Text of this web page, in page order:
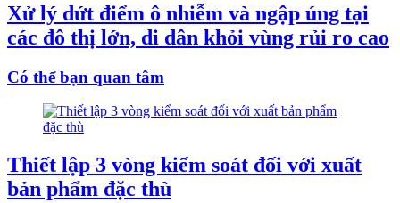
Xử lý dứt điểm ô nhiễm và ngập úng tại
các đô thị lớn, di dân khỏi vùng rủi ro cao
Có thể bạn quan tâm
Thiết lập 3 vòng kiểm soát đối với xuất
bản phẩm đặc thù